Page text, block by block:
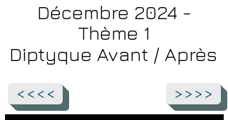
Décembre 2024 -
Thème 1
Diptyque Avant / Après
<<<< >>>>